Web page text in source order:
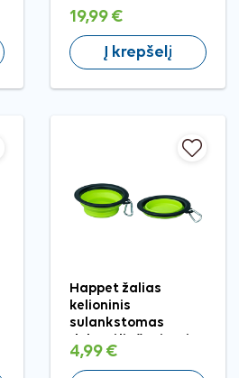
19,99 €
Į krepšelį
Happet žalias
kelioninis
sulankstomas
katėms
4,99 €